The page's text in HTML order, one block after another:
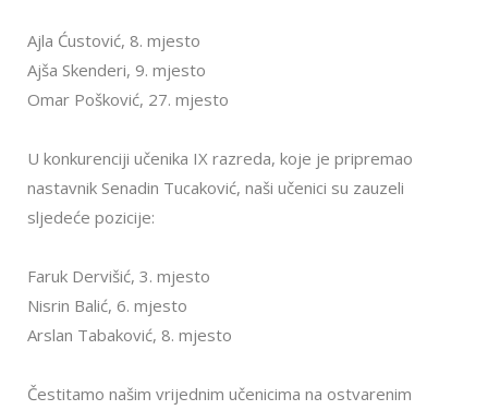
Ajla Ćustović, 8. mjesto
Ajša Skenderi, 9. mjesto
Omar Pošković, 27. mjesto
U konkurenciji učenika IX razreda, koje je pripremao
nastavnik Senadin Tucaković, naši učenici su zauzeli
sljedeće pozicije:
Faruk Dervišić, 3. mjesto
Nisrin Balić, 6. mjesto
Arslan Tabaković, 8. mjesto
Čestitamo našim vrijednim učenicima na ostvarenim